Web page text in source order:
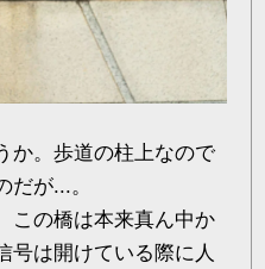
か。歩道の柱上なので
だが...。
この橋は本来真ん中か
号は開けている際に人